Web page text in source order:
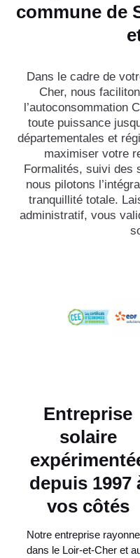
commune de
Dans le cadre de
Cher, nous
l’autoconsommation
toute puissance
départementales et
maximiser votre
Formalités, suivi des
nous pilotons
tranquillité totale.
administratif, vous
Entreprise
solaire
depuis 1997
vos côtés
Notre entreprise rayonne
dans le Loir-et-Cher et